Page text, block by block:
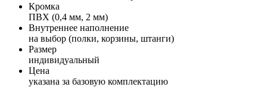
Кромка
ПВХ (0,4 мм, 2 мм)
Внутреннее наполнение
на выбор (полки, корзины, штанги)
Размер
индивидуальный
Цена
указана за базовую комплектацию